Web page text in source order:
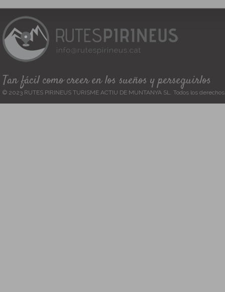
Tan fácil como creer en los sueños y perseguirlos
© 2023 RUTES PIRINEUS TURISME ACTIU DE MUNTANYA SL. Todos los